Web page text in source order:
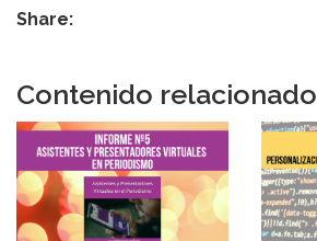
Share:
Contenido relacionado